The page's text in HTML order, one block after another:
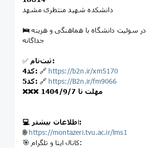
دانشکده شهید منتظری مشهد
در سوئیت دانشگاه با هماهنگی و هزینه
جداگانه
✅
ثبت‌نام:
کد4: 🔗 https://b2n.ir/xm5170
کد5: 🔗 https://B2n.ir/fm9066
❌❌❌ مهلت تا 1404/9/7
💻 اطلاعات بیشتر:
🌐 https://montazeri.tvu.ac.ir/lms1
🎯 کانال ایتا و تلگرام: